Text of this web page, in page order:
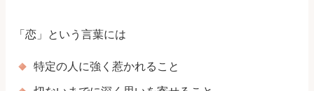
「恋」という言葉には
特定の人に強く惹かれること